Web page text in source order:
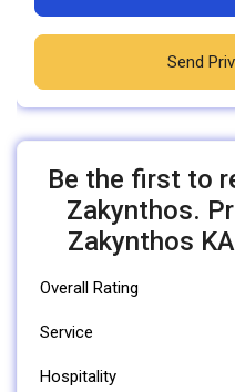
Send
Be the first to
Zakynthos.
Zakynthos
Overall Rating
Service
Hospitality